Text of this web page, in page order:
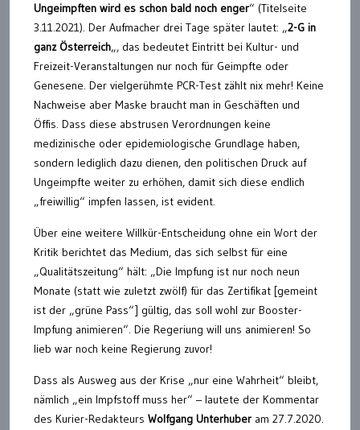
Ungeimpften wird es schon bald noch enger“ (Titelseite
3.11.2021). Der Aufmacher drei Tage später lautet: „2-G in
ganz Österreich„, das bedeutet Eintritt bei Kultur- und
Freizeit-Veranstaltungen nur noch für Geimpfte oder
Genesene. Der vielgerühmte PCR-Test zählt nix mehr! Keine
Nachweise aber Maske braucht man in Geschäften und
Öffis. Dass diese abstrusen Verordnungen keine
medizinische oder epidemiologische Grundlage haben,
sondern lediglich dazu dienen, den politischen Druck auf
Ungeimpfte weiter zu erhöhen, damit sich diese endlich
„freiwillig“ impfen lassen, ist evident.
Über eine weitere Willkür-Entscheidung ohne ein Wort der
Kritik berichtet das Medium, das sich selbst für eine
„Qualitätszeitung“ hält: „Die Impfung ist nur noch neun
Monate (statt wie zuletzt zwölf) für das Zertifikat [gemeint
ist der „grüne Pass“] gültig, das soll wohl zur Booster-
Impfung animieren“. Die Regeriung will uns animieren! So
lieb war noch keine Regierung zuvor!
Dass als Ausweg aus der Krise „nur eine Wahrheit“ bleibt,
nämlich „ein Impfstoff muss her“ – lautete der Kommentar
des Kurier-Redakteurs Wolfgang Unterhuber am 27.7.2020.